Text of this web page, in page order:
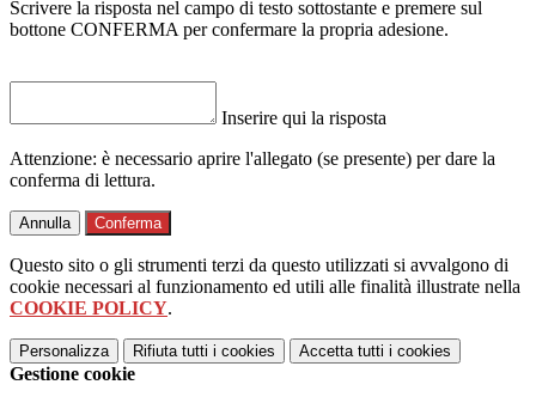
Scrivere la risposta nel campo di testo sottostante e premere sul
bottone CONFERMA per confermare la propria adesione.
Inserire qui la risposta
Attenzione: è necessario aprire l'allegato (se presente) per dare la
conferma di lettura.
Annulla Conferma
Questo sito o gli strumenti terzi da questo utilizzati si avvalgono di
cookie necessari al funzionamento ed utili alle finalità illustrate nella
COOKIE POLICY.
Personalizza Rifiuta tutti i cookies Accetta tutti i cookies
Gestione cookie